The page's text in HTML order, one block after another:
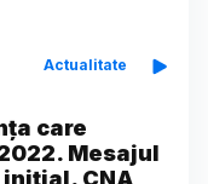
Actualitate
care
Mesajul
inițial. CNA